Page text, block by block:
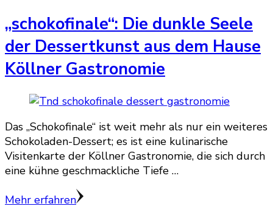
„schokofinale“: Die dunkle Seele
der Dessertkunst aus dem Hause
Köllner Gastronomie
Das „Schokofinale“ ist weit mehr als nur ein weiteres
Schokoladen-Dessert; es ist eine kulinarische
Visitenkarte der Köllner Gastronomie, die sich durch
eine kühne geschmackliche Tiefe …
Mehr erfahren